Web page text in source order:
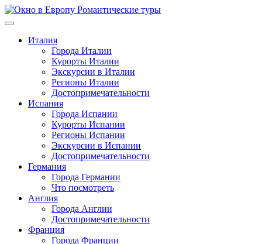
Перейти
к
Италия
Города Италии
Курорты Италии
Экскурсии в Италии
Регионы Италии
Достопримечательности
Испания
Города Испании
Курорты Испании
Регионы Испании
Экскурсии в Испании
Достопримечательности
Германия
Города Германии
Что посмотреть
Англия
Города Англии
Достопримечательности
Франция
Города Франции